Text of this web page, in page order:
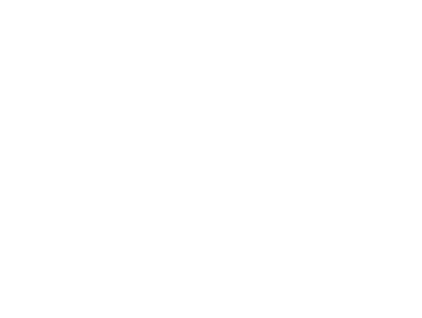
kollégáját egy nő
mérgezte kollégáját egy nő